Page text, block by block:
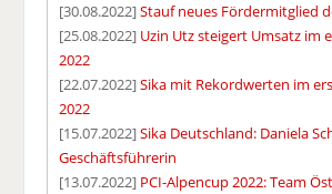
[30.08.2022]Stauf neues Fördermitglied
[25.08.2022] Uzin Utz steigert Umsatz im
2022
[22.07.2022]Sika mit Rekordwerten im
2022
[15.07.2022]Sika Deutschland: Daniela
Geschäftsführerin
[13.07.2022] PCI-Alpencup 2022: Team